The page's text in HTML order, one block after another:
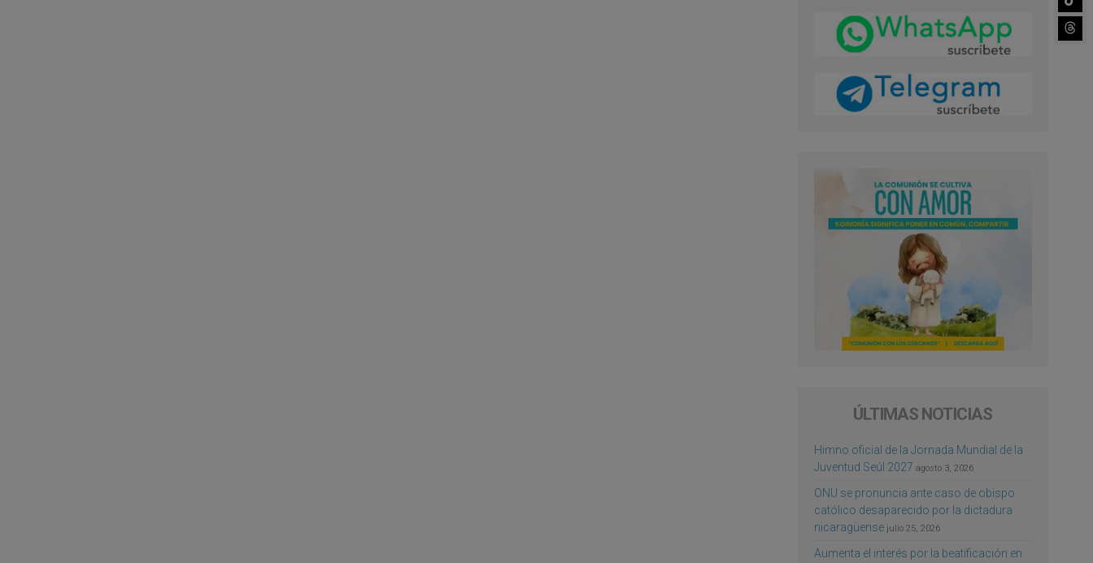
ÚLTIMAS NOTICIAS
Himno oficial de la Jornada Mundial de la
Juventud Seúl 2027 agosto 3, 2026
ONU se pronuncia ante caso de obispo
católico desaparecido por la dictadura
nicaragüense julio 25, 2026
Aumenta el interés por la beatificación en